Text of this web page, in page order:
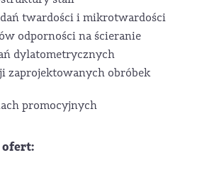
twardości i mikrotwardości
odporności na ścieranie
dylatometrycznych
zaprojektowanych obróbek
promocyjnych
ofert: